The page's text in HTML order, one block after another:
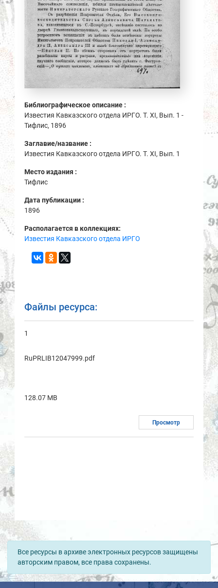
Библиографическое описание :
Известия Кавказского отдела ИРГО. Т. ХI, Вып. 1 -
Тифлис, 1896
Заглавие/название :
Известия Кавказского отдела ИРГО. Т. ХI, Вып. 1
Место издания :
Тифлис
Дата публикации :
1896
Располагается в коллекциях:
Известия Кавказского отдела ИРГО
Файлы ресурса:
1
RuPRLIB12047999.pdf
128.07 MB
Просмотр
Все ресурсы в архиве электронных ресурсов защищены
авторским правом, все права сохранены.